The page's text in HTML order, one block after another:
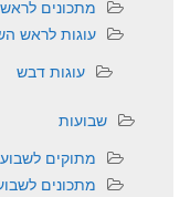
מתכונים
עוגות לראש
עוגות דבש
שבועות
מתוקים
מתכונים